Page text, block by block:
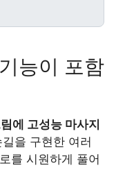
능이 포함
에 고성능 마사지
을 구현한 여러
를 시원하게 풀어